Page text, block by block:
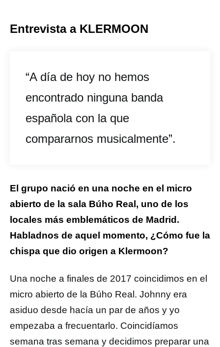
Entrevista a KLERMOON
“A día de hoy no hemos
encontrado ninguna banda
española con la que
compararnos musicalmente”.
El grupo nació en una noche en el micro
abierto de la sala Búho Real, uno de los
locales más emblemáticos de Madrid.
Habladnos de aquel momento, ¿Cómo fue la
chispa que dio origen a Klermoon?
Una noche a finales de 2017 coincidimos en el
micro abierto de la Búho Real. Johnny era
asiduo desde hacía un par de años y yo
empezaba a frecuentarlo. Coincidíamos
semana tras semana y decidimos preparar una